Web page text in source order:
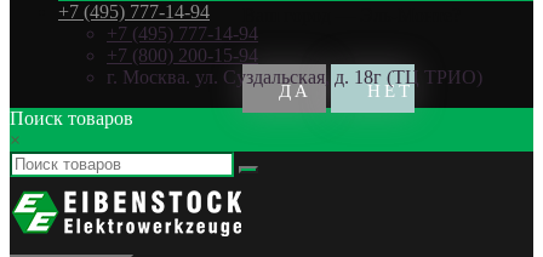
+7 (495) 777-14-94
+7 (495) 777-14-94
+7 (800) 200-15-94
г. Москва. ул. Суздальская, д. 18г (ТЦ ТРИО)
Поиск товаров
×